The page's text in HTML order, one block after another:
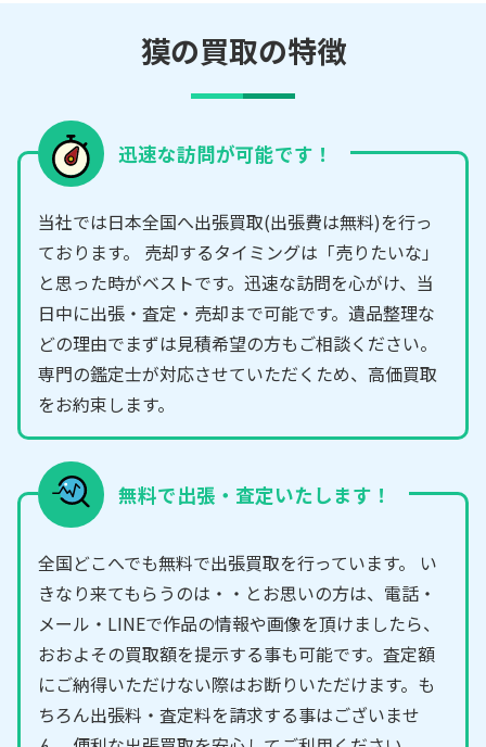
獏の買取の特徴
迅速な訪問が可能です！
当社では日本全国へ出張買取(出張費は無料)を行っ
ております。 売却するタイミングは「売りたいな」
と思った時がベストです。迅速な訪問を心がけ、当
日中に出張・査定・売却まで可能です。遺品整理な
どの理由でまずは見積希望の方もご相談ください。
専門の鑑定士が対応させていただくため、高価買取
をお約束します。
無料で出張・査定いたします！
全国どこへでも無料で出張買取を行っています。 い
きなり来てもらうのは・・とお思いの方は、電話・
メール・LINEで作品の情報や画像を頂けましたら、
おおよその買取額を提示する事も可能です。査定額
にご納得いただけない際はお断りいただけます。も
ちろん出張料・査定料を請求する事はございませ